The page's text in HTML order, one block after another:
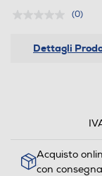
(0)
Dettagli
Acquisto
con